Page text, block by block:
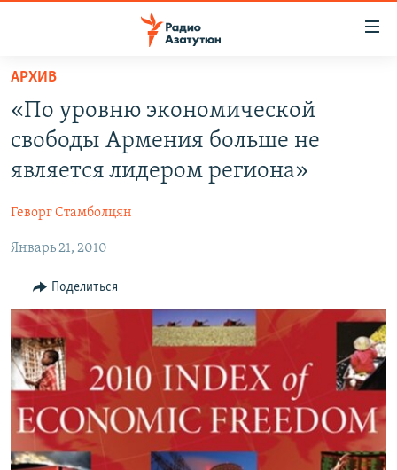
Перейти
основному
содержанию
основной
навигации
Перейти
поиску
НОВОСТИ
ЭКОНОМИКА
РЕГИОН
НАГОРНЫЙ КАРАБАХ
КУЛЬТУРА
СПОРТ
АРХИВ
Հայերեն
English
АРХИВ
«По уровню экономической
свободы Армения больше не
является лидером региона»
Геворг Стамболцян
Январь 21, 2010
Поделиться